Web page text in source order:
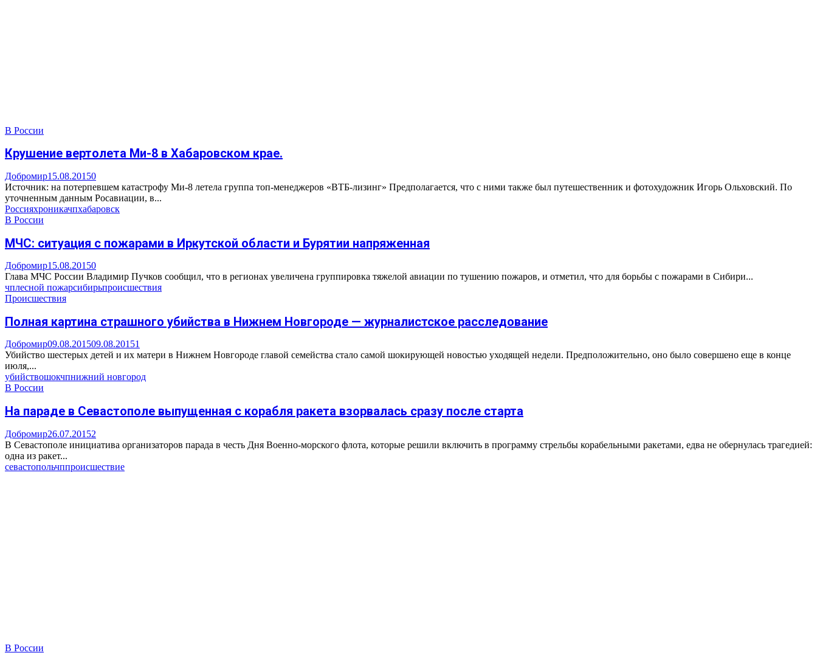
В России
Крушение вертолета Ми-8 в Хабаровском крае.
Добромир15.08.20150
Источник: на потерпевшем катастрофу Ми-8 летела группа топ-менеджеров «ВТБ-лизинг» Предполагается, что с ними также был путешественник и фотохудожник Игорь Ольховский. По
уточненным данным Росавиации, в...
Россияхроникачпхабаровск
В России
МЧС: ситуация с пожарами в Иркутской области и Бурятии напряженная
Добромир15.08.20150
Глава МЧС России Владимир Пучков сообщил, что в регионах увеличена группировка тяжелой авиации по тушению пожаров, и отметил, что для борьбы с пожарами в Сибири...
чплесной пожарсибирьпроисшествия
Происшествия
Полная картина страшного убийства в Нижнем Новгороде — журналистское расследование
Добромир09.08.201509.08.20151
Убийство шестерых детей и их матери в Нижнем Новгороде главой семейства стало самой шокирующей новостью уходящей недели. Предположительно, оно было совершено еще в конце
июля,...
убийствошокчпнижний новгород
В России
На параде в Севастополе выпущенная с корабля ракета взорвалась сразу после старта
Добромир26.07.20152
В Севастополе инициатива организаторов парада в честь Дня Военно-морского флота, которые решили включить в программу стрельбы корабельными ракетами, едва не обернулась трагедией:
одна из ракет...
севастопольчппроисшествие
В России